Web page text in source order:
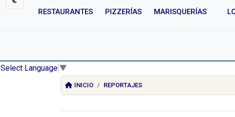
RESTAURANTES PIZZERÍAS MARISQUERÍAS
Select Language ▼
INICIO REPORTAJES